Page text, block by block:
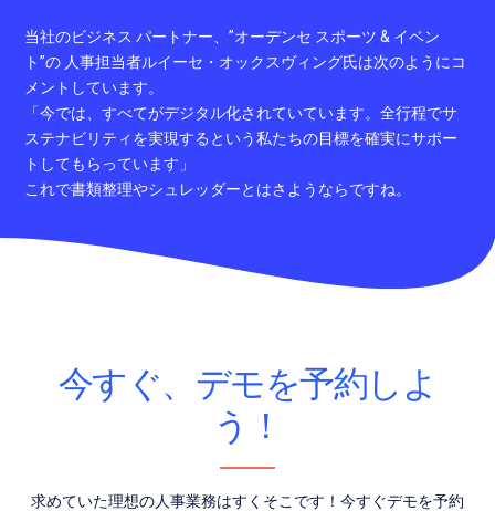
当社のビジネス パートナー、”オーデンセ スポーツ & イベン
ト”の 人事担当者ルイーセ・オックスヴィング氏は次のようにコ
メントしています。
「今では、すべてがデジタル化されていています。全行程でサ
ステナビリティを実現するという私たちの目標を確実にサポー
トしてもらっています」
これで書類整理やシュレッダーとはさようならですね。
今すぐ、デモを予約しよ
う！
求めていた理想の人事業務はすくそこです！今すぐデモを予約